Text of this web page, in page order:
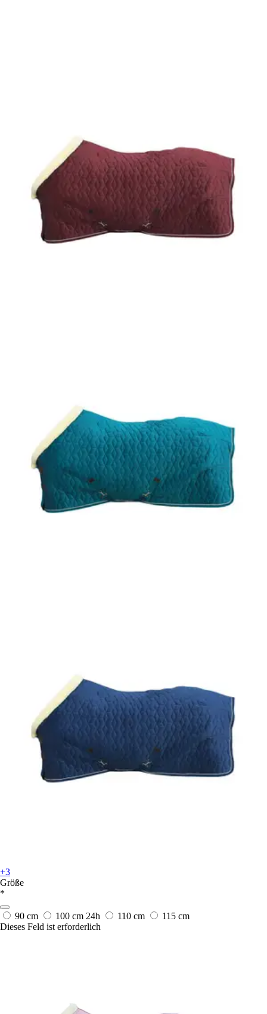
+3
Größe
*
90 cm 100 cm 24h 110 cm
115 cm
Dieses Feld ist erforderlich